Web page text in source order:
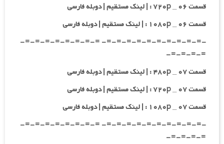
قسمت ۰۶ _ ۷۲۰p : | لینک مستقیم | دوبله فارسی
قسمت ۰۶ _ ۱۰۸۰p : | لینک مستقیم | دوبله فارسی
-=-=-=-=-=-=-=-=-=-=- =-=-=-=-=-=-=-=-
=-=-=-=-
قسمت ۰۷ _ ۴۸۰p : | لینک مستقیم | دوبله فارسی
قسمت ۰۷ _ ۷۲۰p : | لینک مستقیم | دوبله فارسی
قسمت ۰۷ _ ۱۰۸۰p : | لینک مستقیم | دوبله فارسی
-=-=-=-=-=-=-=-=-=-=- =-=-=-=-=-=-=-=-
=-=-=-=-